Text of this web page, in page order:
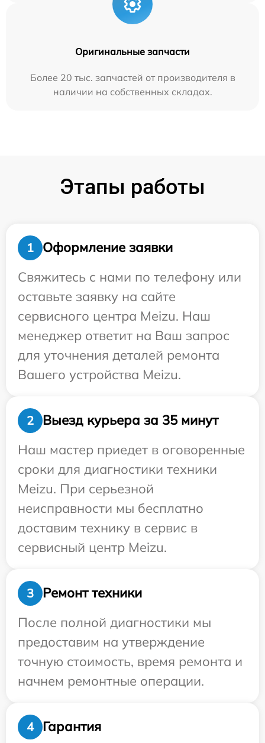
Оригинальные запчасти
Более 20 тыс. запчастей от производителя в
наличии на собственных складах.
Этапы работы
1
Оформление заявки
Свяжитесь с нами по телефону или
оставьте заявку на сайте
сервисного центра Meizu. Наш
менеджер ответит на Ваш запрос
для уточнения деталей ремонта
Вашего устройства Meizu.
2
Выезд курьера за 35 минут
Наш мастер приедет в оговоренные
сроки для диагностики техники
Meizu. При серьезной
неисправности мы бесплатно
доставим технику в сервис в
сервисный центр Meizu.
3
Ремонт техники
После полной диагностики мы
предоставим на утверждение
точную стоимость, время ремонта и
начнем ремонтные операции.
4 Гарантия